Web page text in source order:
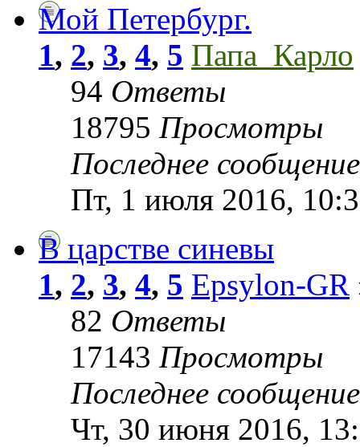
Мой Петербург.
1, 2, 3, 4, 5 Папа_Карло
94 Ответы
18795 Просмотры
Последнее
Пт, 1 июля 2016,
В царстве синевы
1, 2, 3, 4, 5 Epsylon-GR
82 Ответы
17143 Просмотры
Последнее
Чт, 30 июня 2016,